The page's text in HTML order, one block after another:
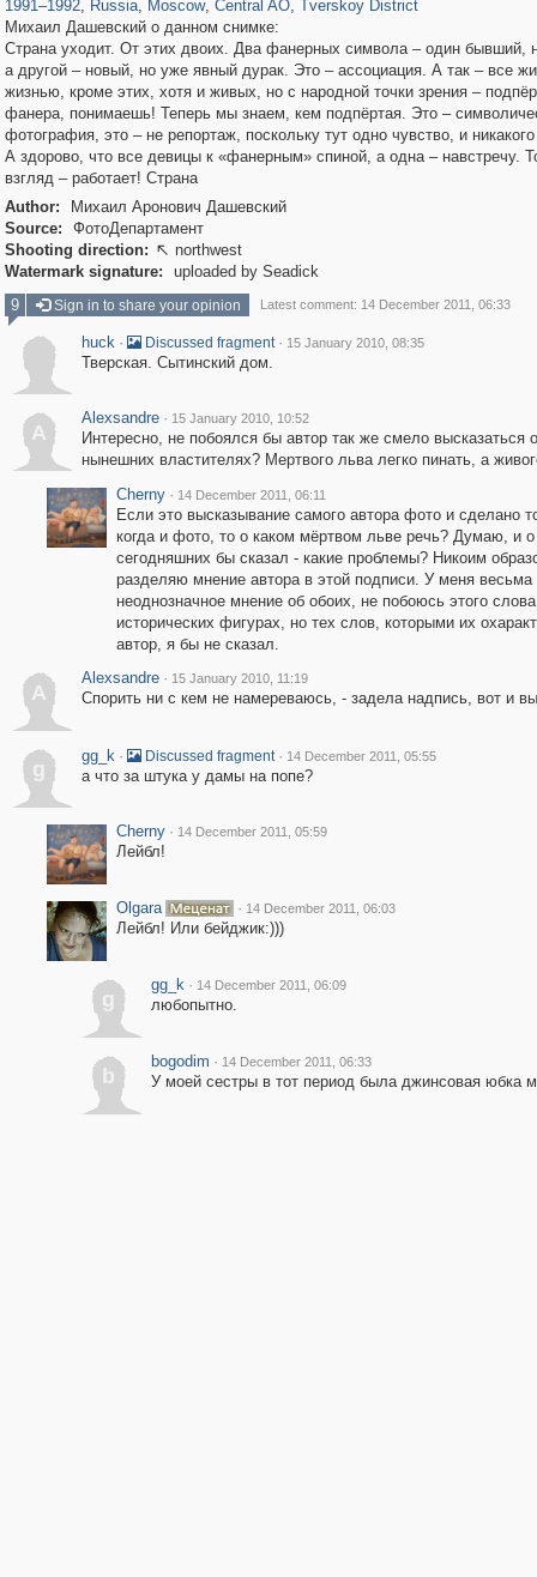
1991–1992, Russia, Moscow, Central AO, Tverskoy District
Михаил Дашевский о данном снимке:
Страна уходит. От этих двоих. Два фанерных символа – один бывший,
а другой – новый, но уже явный дурак. Это – ассоциация. А так – все
жизнью, кроме этих, хотя и живых, но с народной точки зрения –
фанера, понимаешь! Теперь мы знаем, кем подпёртая. Это –
фотография, это – не репортаж, поскольку тут одно чувство, и
А здорово, что все девицы к «фанерным» спиной, а одна – навстречу.
взгляд – работает! Страна
Author:
Михаил Аронович Дашевский
Source:
ФотоДепартамент
Shooting direction:  northwest
Watermark signature:
uploaded by Seadick
9
Sign in to share your opinion Latest comment: 14 December 2011, 06:33
huck · Discussed fragment · 15 January 2010, 08:35
Тверская. Сытинский дом.
A
Alexsandre · 15 January 2010, 10:52
Интересно, не побоялся бы автор так же смело высказаться о
нынешних властителях? Мертвого льва легко пинать, а
Cherny · 14 December 2011, 06:11
Если это высказывание самого автора фото и сделано
когда и фото, то о каком мёртвом льве речь? Думаю, и о
сегодняшних бы сказал - какие проблемы? Никоим
разделяю мнение автора в этой подписи. У меня весьма
неоднозначное мнение об обоих, не побоюсь этого
исторических фигурах, но тех слов, которыми их
автор, я бы не сказал.
A
Alexsandre · 15 January 2010, 11:19
Спорить ни с кем не намереваюсь, - задела надпись, вот и
g
gg_k · Discussed fragment · 14 December 2011, 05:55
а что за штука у дамы на попе?
Cherny · 14 December 2011, 05:59
Лейбл!
Olgara · 14 December 2011, 06:03
Лейбл! Или бейджик:)))
g
gg_k · 14 December 2011, 06:09
любопытно.
b
bogodim · 14 December 2011, 06:33
У моей сестры в тот период была джинсовая юбка